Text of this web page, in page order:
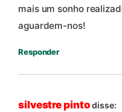
mais um sonho
aguardem-nos!
Responder
silvestre pinto disse: